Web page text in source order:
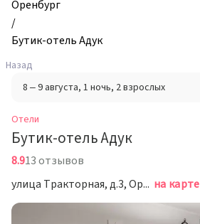
Оренбург
/
Бутик-отель Адук
Назад
8 – 9 августа, 1 ночь, 2 взрослых
Отели
Бутик-отель Адук
8.913 отзывов
улица Тракторная, д.3, Оренбург на карте